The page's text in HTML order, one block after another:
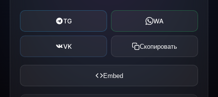
TG WA
VK Скопировать
Embed